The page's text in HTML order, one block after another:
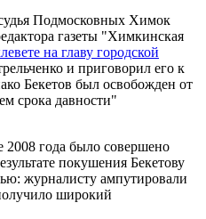
Подмосковных Химок
газеты "Химкинская
на главу городской
и приговорил его к
Бекетов был освобожден от
срока давности"
года было совершено
покушения Бекетову
журналисту ампутировали
широкий